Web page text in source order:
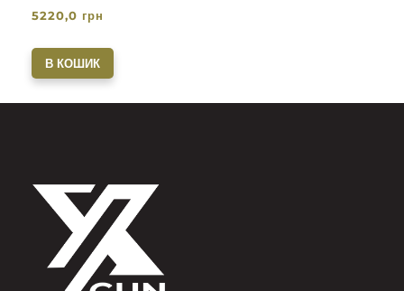
5220,0 грн
В КОШИК